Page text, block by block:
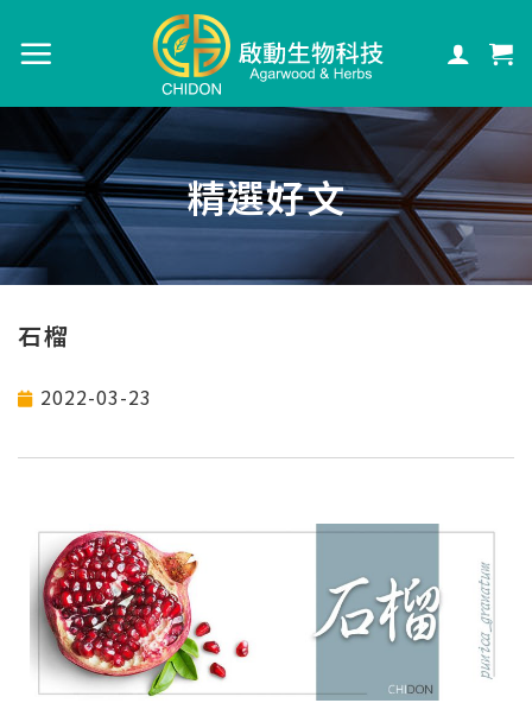
精選好文
石榴
2022-03-23